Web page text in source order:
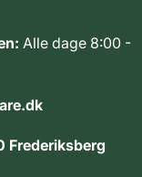
Alle dage 8:00 -
Frederiksberg